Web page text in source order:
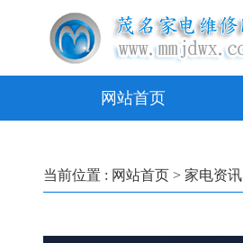
网站首页
当前位置 : 网站首页 > 家电资讯